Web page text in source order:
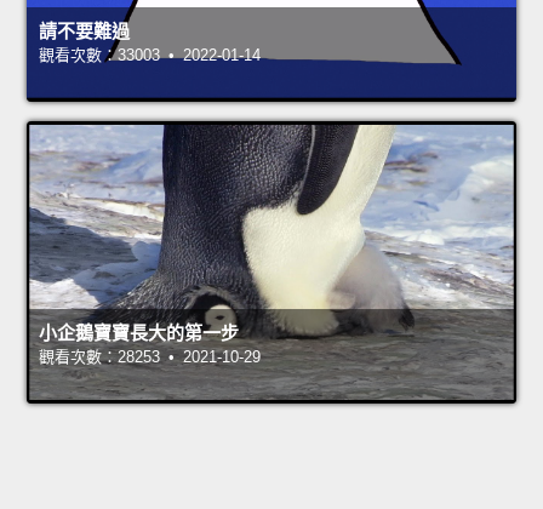
請不要難過
觀看次數：33003 • 2022-01-14
小企鵝寶寶長大的第一步
觀看次數：28253 • 2021-10-29